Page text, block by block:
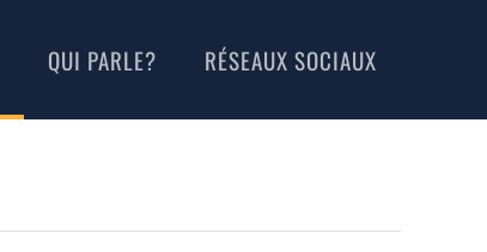
QUI PARLE? RÉSEAUX SOCIAUX